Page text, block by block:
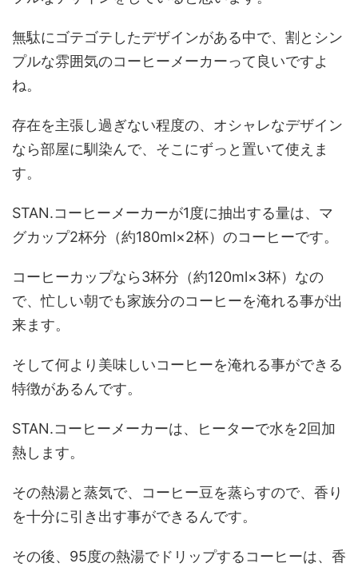
無駄にゴテゴテしたデザインがある中で、割とシン
プルな雰囲気のコーヒーメーカーって良いですよ
ね。
存在を主張し過ぎない程度の、オシャレなデザイン
なら部屋に馴染んで、そこにずっと置いて使えま
す。
STAN.コーヒーメーカーが1度に抽出する量は、マ
グカップ2杯分（約180ml×2杯）のコーヒーです。
コーヒーカップなら3杯分（約120ml×3杯）なの
で、忙しい朝でも家族分のコーヒーを淹れる事が出
来ます。
そして何より美味しいコーヒーを淹れる事ができる
特徴があるんです。
STAN.コーヒーメーカーは、ヒーターで水を2回加
熱します。
その熱湯と蒸気で、コーヒー豆を蒸らすので、香り
を十分に引き出す事ができるんです。
その後、95度の熱湯でドリップするコーヒーは、香